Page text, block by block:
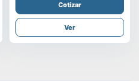
Cotizar
Ver